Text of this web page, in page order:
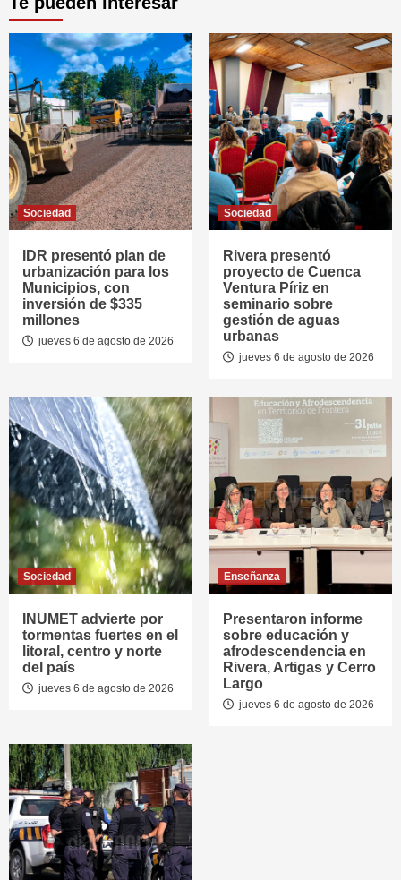
Sociedad
IDR presentó plan de
urbanización para los
Municipios, con
inversión de $335
millones
jueves 6 de agosto de 2026
Sociedad
Rivera presentó
proyecto de Cuenca
Ventura Píriz en
seminario sobre
gestión de aguas
urbanas
jueves 6 de agosto de 2026
Sociedad
INUMET advierte por
tormentas fuertes en el
litoral, centro y norte
del país
jueves 6 de agosto de 2026
Enseñanza
Presentaron informe
sobre educación y
afrodescendencia en
Rivera, Artigas y Cerro
Largo
jueves 6 de agosto de 2026